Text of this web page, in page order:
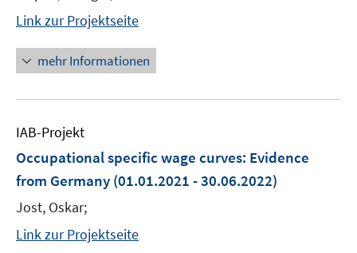
Link zur Projektseite
mehr Informationen
IAB-Projekt
Occupational specific wage curves: Evidence
from Germany (01.01.2021 - 30.06.2022)
Jost, Oskar;
Link zur Projektseite